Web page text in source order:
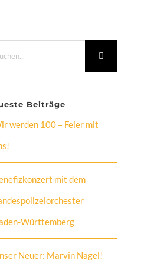
Beiträge
werden 100 – Feier mit
mit dem
Württemberg
Neuer: Marvin Nagel!